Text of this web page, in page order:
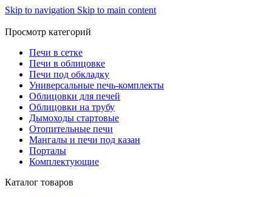
Skip to navigation Skip to main content
Просмотр категорий
Печи в сетке
Печи в облицовке
Печи под обкладку
Универсальные печь-комплекты
Облицовки для печей
Облицовки на трубу
Дымоходы стартовые
Отопительные печи
Мангалы и печи под казан
Порталы
Комплектующие
Каталог товаров